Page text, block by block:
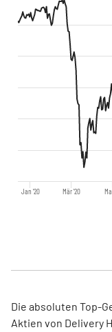
Jan '20 Mär '20
Die absoluten Top-
Aktien von Delivery